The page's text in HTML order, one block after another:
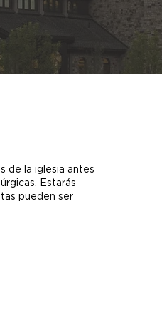
de la iglesia antes
Estarás
pueden ser